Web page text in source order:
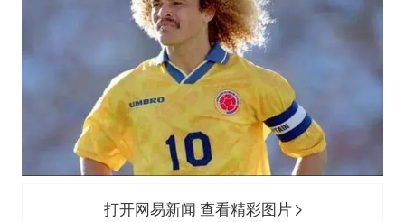
打开网易新闻 查看精彩图片